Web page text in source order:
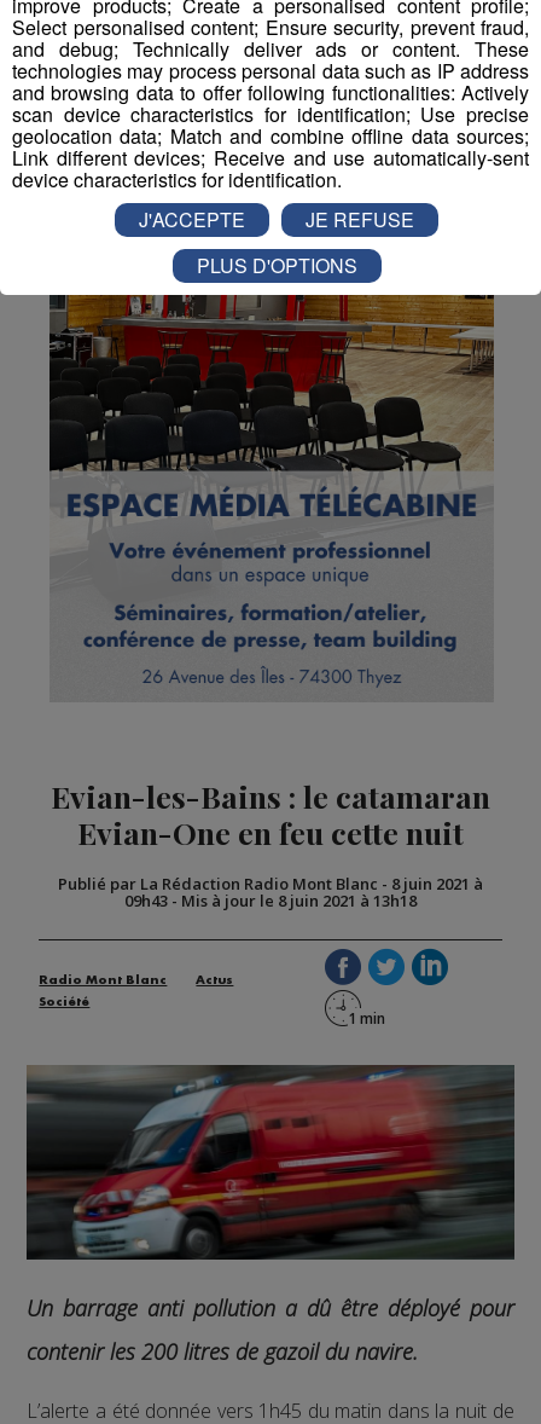
Evian-les-Bains : le catamaran
Evian-One en feu cette nuit
Publié par La Rédaction Radio Mont Blanc - 8 juin 2021 à
09h43 - Mis à jour le 8 juin 2021 à 13h18
Radio Mont Blanc
Actus
Société
Un barrage anti pollution a dû être déployé pour
contenir les 200 litres de gazoil du navire.
L’alerte a été donnée vers 1h45 du matin dans la nuit de
Select personalised content; Ensure security, prevent fraud,
and debug; Technically deliver ads or content. These
technologies may process personal data such as IP address
and browsing data to offer following functionalities: Actively
scan device characteristics for identification; Use precise
geolocation data; Match and combine offline data sources;
Link different devices; Receive and use automatically-sent
device characteristics for identification.
J'ACCEPTE
JE REFUSE
PLUS D'OPTIONS